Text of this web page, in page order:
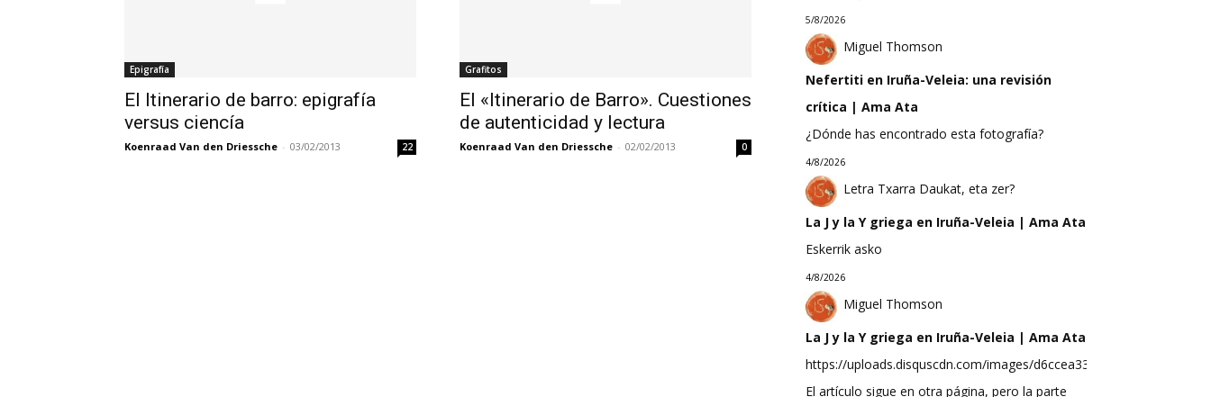
Epigrafía
El Itinerario de barro: epigrafía
versus ciencía
Koenraad Van den Driessche - 03/02/2013 22
Grafitos
El «Itinerario de Barro». Cuestiones
de autenticidad y lectura
Koenraad Van den Driessche - 02/02/2013 0
5/8/2026
Miguel Thomson
Nefertiti en Iruña-Veleia: una revisión
crítica | Ama Ata
¿Dónde has encontrado esta fotografía?
4/8/2026
Letra Txarra Daukat, eta zer?
La J y la Y griega en Iruña-Veleia | Ama Ata
Eskerrik asko
4/8/2026
Miguel Thomson
La J y la Y griega en Iruña-Veleia | Ama Ata
https://uploads.disquscdn.com/images/
El artículo sigue en otra página, pero la parte